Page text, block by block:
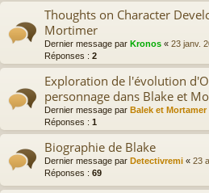
Thoughts on Character
Mortimer
Dernier message par Kronos « 23 janv.
Réponses : 2
Exploration de l'évolution
personnage dans Blake et
Dernier message par Balek et Mortamer
Réponses : 1
Biographie de Blake
Dernier message par Detectivremi « 23
Réponses : 69